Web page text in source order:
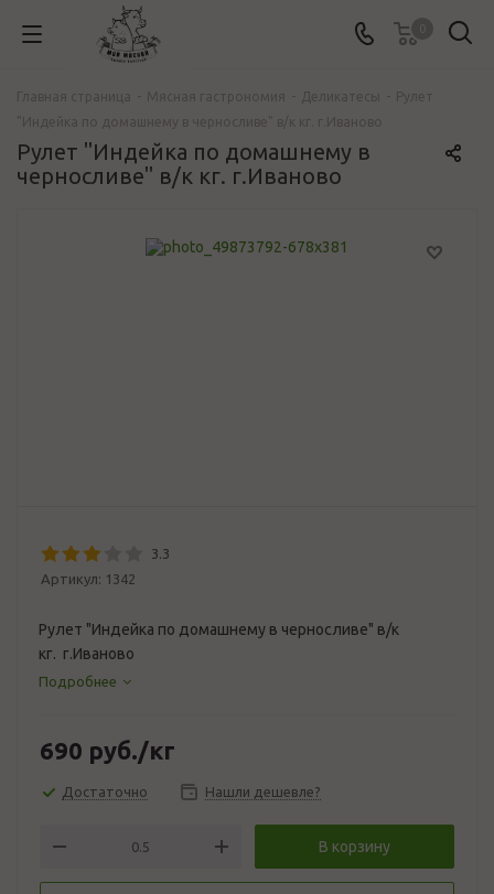
Рулет "Индейка по домашнему в
черносливе" в/к кг. г.Иваново
3.3
Артикул: 1342
Рулет "Индейка по домашнему в черносливе" в/к
кг. г.Иваново
Подробнее
690 руб./кг
Достаточно Нашли дешевле?
В корзину